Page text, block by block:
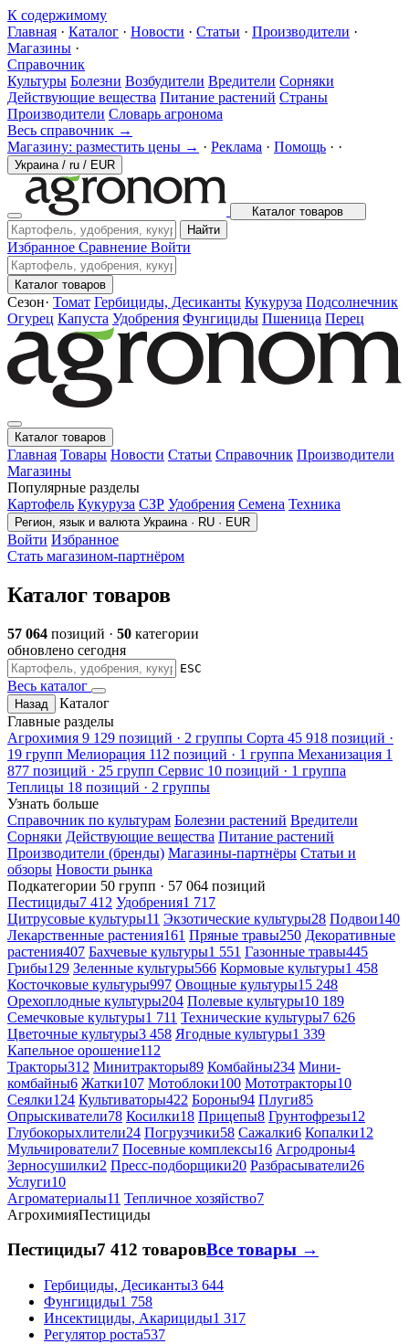
К содержимому
Главная · Каталог · Новости · Статьи · Производители ·
Магазины ·
Справочник
Культуры Болезни Возбудители Вредители Сорняки
Действующие вещества Питание растений Страны
Производители Словарь агронома
Весь справочник →
Магазину: разместить цены → · Реклама · Помощь · ·
Украина / ru / EUR
Каталог товаров
Найти
Избранное Сравнение Войти
Каталог товаров
Сезон· Томат Гербициды, Десиканты Кукуруза Подсолнечник
Огурец Капуста Удобрения Фунгициды Пшеница Перец
Каталог товаров
Главная Товары Новости Статьи Справочник Производители
Магазины
Популярные разделы
Картофель Кукуруза СЗР Удобрения Семена Техника
Регион, язык и валюта Украина · RU · EUR
Войти Избранное
Стать магазином-партнёром
Каталог товаров
57 064 позиций · 50 категории
обновлено сегодня
ESC
Весь каталог
Назад
Каталог
Главные разделы
Агрохимия 9 129 позиций · 2 группы Сорта 45 918 позиций ·
19 групп Мелиорация 112 позиций · 1 группа Механизация 1
877 позиций · 25 групп Сервис 10 позиций · 1 группа
Теплицы 18 позиций · 2 группы
Узнать больше
Справочник по культурам Болезни растений Вредители
Сорняки Действующие вещества Питание растений
Производители (бренды) Магазины-партнёры Статьи и
обзоры Новости рынка
Подкатегории 50 групп · 57 064 позиций
Пестициды7 412 Удобрения1 717
Цитрусовые культуры11 Экзотические культуры28 Подвои140
Лекарственные растения161 Пряные травы250 Декоративные
растения407 Бахчевые культуры1 551 Газонные травы445
Грибы129 Зеленные культуры566 Кормовые культуры1 458
Косточковые культуры997 Овощные культуры15 248
Орехоплодные культуры204 Полевые культуры10 189
Семечковые культуры1 711 Технические культуры7 626
Цветочные культуры3 458 Ягодные культуры1 339
Капельное орошение112
Тракторы312 Минитракторы89 Комбайны234 Мини-
комбайны6 Жатки107 Мотоблоки100 Мототракторы10
Сеялки124 Культиваторы422 Бороны94 Плуги85
Опрыскиватели78 Косилки18 Прицепы8 Грунтофрезы12
Глубокорыхлители24 Погрузчики58 Сажалки6 Копалки12
Мульчирователи7 Посевные комплексы16 Агродроны4
Зерносушилки2 Пресс-подборщики20 Разбрасыватели26
Услуги10
Агроматериалы11 Тепличное хозяйство7
АгрохимияПестициды
Пестициды7 412 товаровВсе товары →
Гербициды, Десиканты3 644
Фунгициды1 758
Инсектициды, Акарициды1 317
Регулятор роста537